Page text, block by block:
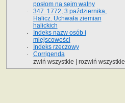
posłom na sejm walny
347. 1772, 3 października,
Halicz. Uchwała ziemian
halickich
Indeks nazw osób i
miejscowości
Indeks rzeczowy
Corrigenda
zwiń wszystkie
rozwiń wszystkie